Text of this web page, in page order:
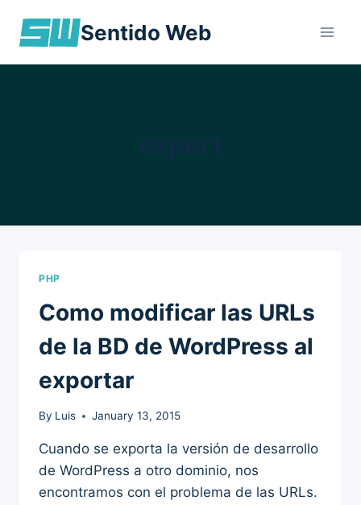
Sentido Web
PHP
Como modificar las URLs
de la BD de WordPress al
exportar
By Luis January 13, 2015
Cuando se exporta la versión de desarrollo
de WordPress a otro dominio, nos
encontramos con el problema de las URLs.